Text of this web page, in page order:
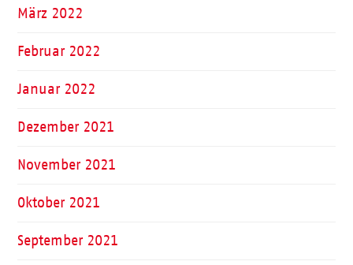
März 2022
Februar 2022
Januar 2022
Dezember 2021
November 2021
Oktober 2021
September 2021